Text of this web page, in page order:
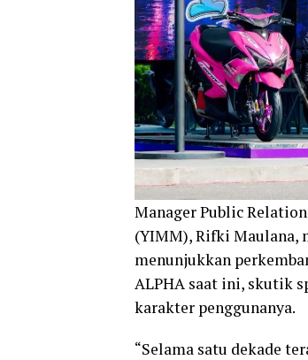
Manager Public
(YIMM), Rifki Maulana,
menunjukkan
ALPHA saat ini, skutik
karakter penggunanya.
“Selama satu dekade